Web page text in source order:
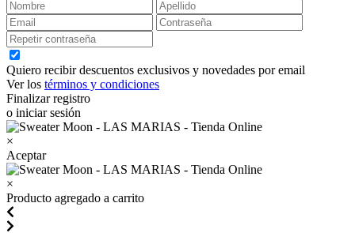
Quiero recibir descuentos exclusivos y novedades por email
Ver los términos y condiciones
Finalizar registro
o iniciar sesión
×
Aceptar
×
Producto agregado a carrito